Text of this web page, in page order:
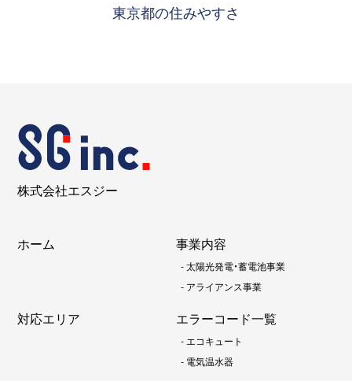
東京都の住みやすさ
株式会社エスジー
ホーム 事業内容
-太陽光発電・蓄電池事業
- アライアンス事業
対応エリア エラーコード一覧
-エコキュート
- 電気温水器